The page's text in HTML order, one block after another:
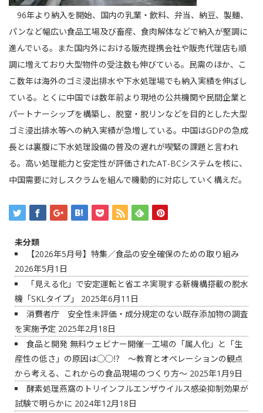
96年より納入を開始、国内の乳業・飲料、弁当、納豆、製麺、
パンなど幅広い食品工場及び畜産、食肉解体などで納入が堅調に
進んでいる。また国内外における販売提携会社や販売代理店も順
調に増えており大型物件の受注数も伸びている。民需のほか、こ
こ数年は海外のゴミ浸出排水や下水処理場でも納入実績を伸ばし
ている。とくに中国では数年前より現地の公共機関や民間企業と
パートナーシップを構築し、脱窒・脱リンなどを目的とした大型
ゴミ浸出排水等への納入実績が急増している。中国はGDPの急成
長とは裏腹に下水処理設備の普及の遅れが喫緊の課題と言われ
る。高い処理能力と安定性が評価されたAT-BCシステムを核に、
中国需要に対しスクラムを組んで機動的に対応していく構えだ。
未分類
【2026年5月号】特集／食品の安全確保のための取り組み
2026年5月1日
「見える化」で安定運転と省エネ実現する新機構搭載の脱水
機「SKLタイプ」
2025年6月11日
消費者庁 安全性未評価・成分規定のない既存添加物の調査
を実施予定 2025年2月18日
食品と開発 無料ウェビナー開催―工場の「属人化」と「生
産性の低さ」の原因は◯◯⁉ ～教育とオペレーションの観点
から考える、これからの食品現場のつくり方～ 2025年1月9日
酵素処理燕窩のトリインフルエンザウイルス感染抑制効果が
試験で明らかに 2024年12月18日